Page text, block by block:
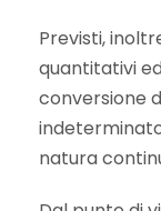
Previsti,
quantitativi
conversione
natura